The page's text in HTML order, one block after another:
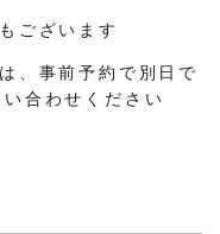
ございます
、事前予約で別日で
合わせください